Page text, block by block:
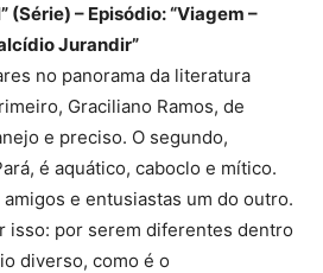
(Série) – Episódio: “Viagem –
Jurandir”
no panorama da literatura
Graciliano Ramos, de
e preciso. O segundo,
é aquático, caboclo e mítico.
e entusiastas um do outro.
isso: por serem diferentes dentro
diverso, como é o